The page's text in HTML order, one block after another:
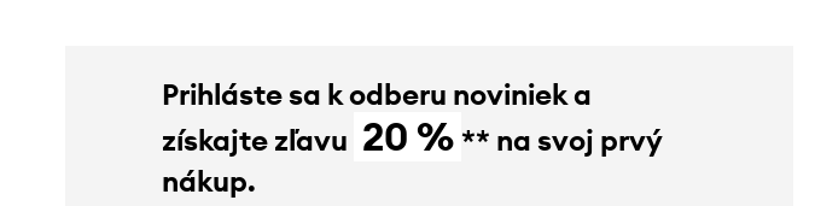
Prihláste sa k odberu noviniek a
získajte zľavu 20 % ** na svoj prvý
nákup.